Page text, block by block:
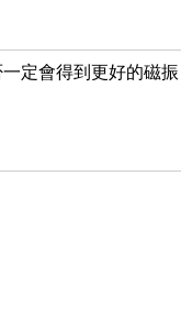
定會得到更好的磁振